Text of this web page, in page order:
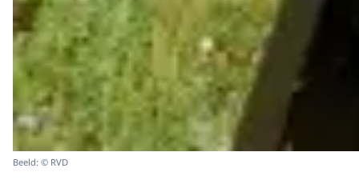
Beeld: © RVD